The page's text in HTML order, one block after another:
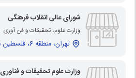
شورای عالی انقلاب فرهنگی
وزارت علوم، تحقیقات و فن آوری
تهران، منطقه 6، فلسطین شمالی
وزارت علوم تحقیقات و فناوری